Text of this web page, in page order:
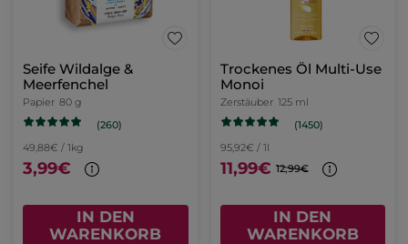
Seife Wildalge &
Meerfenchel
Papier 80 g
(260)
49,88€ / 1kg
3,99€
IN DEN
WARENKORB
Trockenes Öl Multi-Use
Monoi
Zerstäuber 125 ml
(1450)
95,92€ / 1l
11,99€ 12,99€
IN DEN
WARENKORB